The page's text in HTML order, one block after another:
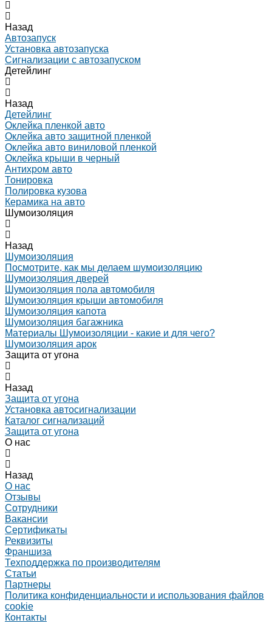
Назад
Автозапуск
Установка автозапуска
Сигнализации с автозапуском
Детейлинг
Назад
Детейлинг
Оклейка пленкой авто
Оклейка авто защитной пленкой
Оклейка авто виниловой пленкой
Оклейка крыши в черный
Антихром авто
Тонировка
Полировка кузова
Керамика на авто
Шумоизоляция
Назад
Шумоизоляция
Посмотрите, как мы делаем шумоизоляцию
Шумоизоляция дверей
Шумоизоляция пола автомобиля
Шумоизоляция крыши автомобиля
Шумоизоляция капота
Шумоизоляция багажника
Материалы Шумоизоляции - какие и для чего?
Шумоизоляция арок
Защита от угона
Назад
Защита от угона
Установка автосигнализации
Каталог сигнализаций
Защита от угона
О нас
Назад
О нас
Отзывы
Сотрудники
Вакансии
Сертификаты
Реквизиты
Франшиза
Техподдержка по производителям
Статьи
Партнеры
Политика конфиденциальности и использования файлов
cookie
Контакты